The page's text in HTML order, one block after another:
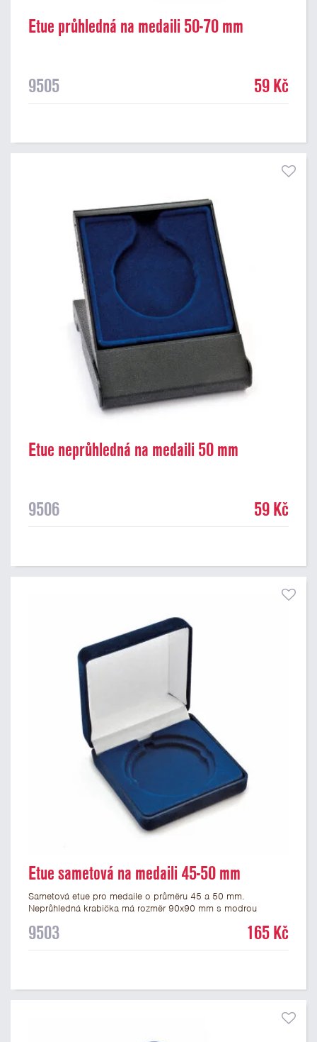
Etue průhledná na medaili 50-70 mm
9505 59 Kč
Etue neprůhledná na medaili 50 mm
9506 59 Kč
Etue sametová na medaili 45-50 mm
Sametová etue pro medaile o průměru 45 a 50 mm.
Neprůhledná krabička má rozměr 90x90 mm s modrou
vhodné pro pamětní medaile a pro významné sportovní či
9503 165 Kč